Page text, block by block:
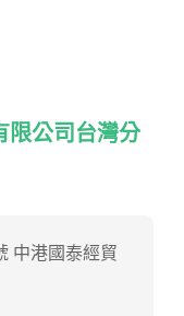
限公司台灣分
中港國泰經貿